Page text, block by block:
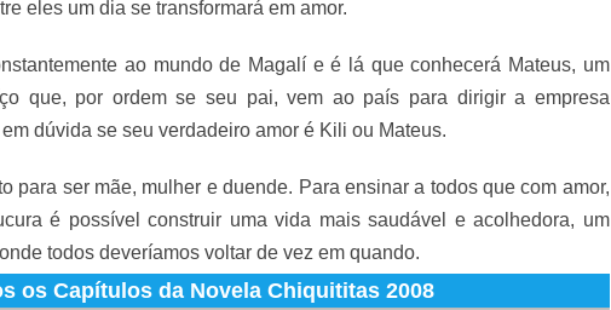
eles um dia se transformará em amor.
ao mundo de Magalí e é lá que conhecerá Mateus, um
que, por ordem se seu pai, vem ao país para dirigir a empresa
dúvida se seu verdadeiro amor é Kili ou Mateus.
para ser mãe, mulher e duende. Para ensinar a todos que com amor,
é possível construir uma vida mais saudável e acolhedora, um
todos deveríamos voltar de vez em quando.
os Capítulos da Novela Chiquititas 2008